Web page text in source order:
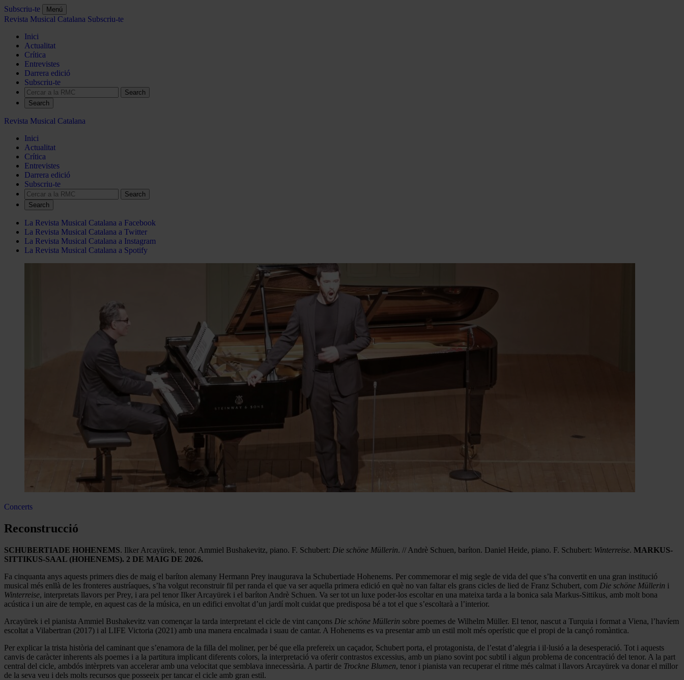
Subscriu-te Menú
Revista Musical Catalana Subscriu-te
Inici
Actualitat
Crítica
Entrevistes
Darrera edició
Subscriu-te
Search
Revista Musical Catalana
Inici
Actualitat
Crítica
Entrevistes
Darrera edició
Subscriu-te
Search
La Revista Musical Catalana a Facebook
La Revista Musical Catalana a Twitter
La Revista Musical Catalana a Instagram
La Revista Musical Catalana a Spotify
Concerts
Reconstrucció
SCHUBERTIADE HOHENEMS. Ilker Arcayürek, tenor. Ammiel Bushakevitz, piano. F. Schubert: Die schöne Müllerin. // Andrè Schuen, baríton. Daniel Heide, piano. F. Schubert: Winterreise. MARKUS-
SITTIKUS-SAAL (HOHENEMS). 2 DE MAIG DE 2026.
Fa cinquanta anys aquests primers dies de maig el baríton alemany Hermann Prey inaugurava la Schubertiade Hohenems. Per commemorar el mig segle de vida del que s’ha convertit en una gran institució
musical més enllà de les fronteres austríaques, s’ha volgut reconstruir fil per randa el que va ser aquella primera edició en què no van faltar els grans cicles de lied de Franz Schubert, com Die schöne Müllerin i
Winterreise, interpretats llavors per Prey, i ara pel tenor Ilker Arcayürek i el baríton Andrè Schuen. Va ser tot un luxe poder-los escoltar en una mateixa tarda a la bonica sala Markus-Sittikus, amb molt bona
acústica i un aire de temple, en aquest cas de la música, en un edifici envoltat d’un jardí molt cuidat que predisposa bé a tot el que s’escoltarà a l’interior.
Arcayürek i el pianista Ammiel Bushakevitz van començar la tarda interpretant el cicle de vint cançons Die schöne Müllerin sobre poemes de Wilhelm Müller. El tenor, nascut a Turquia i format a Viena, l’havíem
escoltat a Vilabertran (2017) i al LIFE Victoria (2021) amb una manera encalmada i suau de cantar. A Hohenems es va presentar amb un estil molt més operístic que el propi de la cançó romàntica.
Per explicar la trista història del caminant que s’enamora de la filla del moliner, per bé que ella prefereix un caçador, Schubert porta, el protagonista, de l’estat d’alegria i il·lusió a la desesperació. Tot i aquests
canvis de caràcter inherents als poemes i a la partitura implicant diferents colors, la interpretació va oferir contrastos excessius, amb un piano sovint poc subtil i algun problema de concentració del tenor. A la part
central del cicle, ambdós intèrprets van accelerar amb una velocitat que semblava innecessària. A partir de Trockne Blumen, tenor i pianista van recuperar el ritme més calmat i llavors Arcayürek va donar el millor
de la seva veu i dels molts recursos que posseeix per tancar el cicle amb gran estil.